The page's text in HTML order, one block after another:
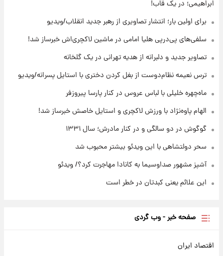
۱۷ ساعت پیش
با قدرتمندترین و بادوام ترین تانک جهان آشنا
شوید+ فیلم
۱۷ ساعت پیش
ابراهیمی؛ در یک قاب!
برای اولین بار؛ انتشار تصاویری از رهبر جدید انقلاب/ویدیو
سلفی‌های پی‌درپی هلیا امامی در ماشین لاکچری‌اش خبرساز شد!
تصاویر جدید و دلبرانه از هدیه تهرانی در یک گلخانه
ترس نعیمه نظام‌دوست از بغل کردن دختری با استایل پسرانه/ویدیو
ماه‌چهره خلیلی با لباس عروس در کنار پارسا پیروزفر
الهام پاوه‌نژاد با ورزش لاکچری و استایل خاصش خبرساز شد!
گوگوش در دو سالگی و در کنار مادرش؛ سال ۱۳۳۱
سحر دولتشاهی با این ویدئو بیشتر محبوب شد
آشپز مشهور صداوسیما به کانادا مهاجرت کرد؟/ ویدئو
این علائم یعنی کبدتان در خطر است
صفحه خبر - وب گردی
اقتصاد ایران